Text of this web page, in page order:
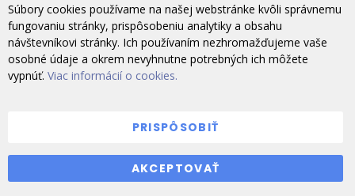
ZANECHAJTE NÁM SPRÁVU
Súbory cookies používame na našej webstránke kvôli správnemu
fungovaniu stránky, prispôsobeniu analytiky a obsahu
návštevníkovi stránky. Ich používaním nezhromažďujeme vaše
osobné údaje a okrem nevyhnutne potrebných ich môžete
vypnúť. Viac informácií o cookies.
AKCEPTOVAŤ
PRISPÔSOBIŤ